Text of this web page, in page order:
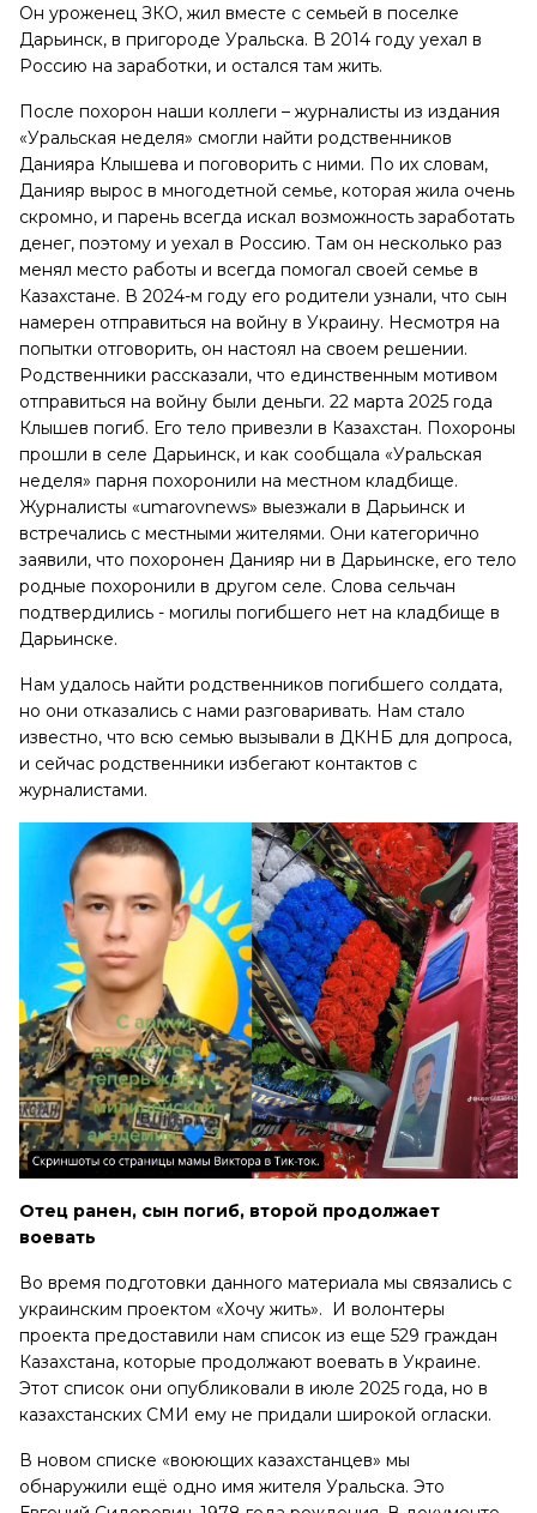
Он уроженец ЗКО, жил вместе с семьей в поселке
Дарьинск, в пригороде Уральска. В 2014 году уехал в
Россию на заработки, и остался там жить.
После похорон наши коллеги – журналисты из издания
«Уральская неделя» смогли найти родственников
Данияра Клышева и поговорить с ними. По их словам,
Данияр вырос в многодетной семье, которая жила очень
скромно, и парень всегда искал возможность заработать
денег, поэтому и уехал в Россию. Там он несколько раз
менял место работы и всегда помогал своей семье в
Казахстане. В 2024-м году его родители узнали, что сын
намерен отправиться на войну в Украину. Несмотря на
попытки отговорить, он настоял на своем решении.
Родственники рассказали, что единственным мотивом
отправиться на войну были деньги. 22 марта 2025 года
Клышев погиб. Его тело привезли в Казахстан. Похороны
прошли в селе Дарьинск, и как сообщала «Уральская
неделя» парня похоронили на местном кладбище.
Журналисты «umarovnews» выезжали в Дарьинск и
встречались с местными жителями. Они категорично
заявили, что похоронен Данияр ни в Дарьинске, его тело
родные похоронили в другом селе. Слова сельчан
подтвердились - могилы погибшего нет на кладбище в
Дарьинске.
Нам удалось найти родственников погибшего солдата,
но они отказались с нами разговаривать. Нам стало
известно, что всю семью вызывали в ДКНБ для допроса,
и сейчас родственники избегают контактов с
журналистами.
Отец ранен, сын погиб, второй продолжает
воевать
Во время подготовки данного материала мы связались с
украинским проектом «Хочу жить». И волонтеры
проекта предоставили нам список из еще 529 граждан
Казахстана, которые продолжают воевать в Украине.
Этот список они опубликовали в июле 2025 года, но в
казахстанских СМИ ему не придали широкой огласки.
В новом списке «воюющих казахстанцев» мы
обнаружили ещё одно имя жителя Уральска. Это